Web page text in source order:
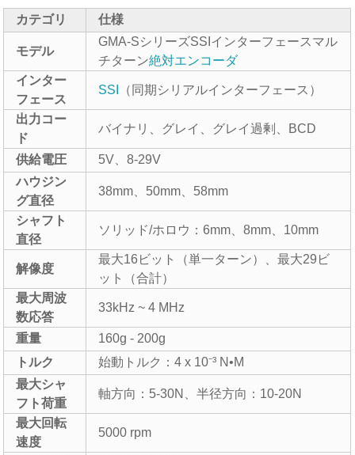
カテゴリ 仕様
モデル
GMA-SシリーズSSIインターフェースマル
チターン絶対エンコーダ
インター
フェース
SSI （同期シリアルインターフェース）
出力コー
ド
バイナリ、グレイ、グレイ過剰、BCD
供給電圧
5V、8-29V
ハウジン
グ直径
38mm、50mm、58mm
シャフト
直径
ソリッド/ホロウ：6mm、8mm、10mm
解像度
最大16ビット（単一ターン）、最大29ビ
ット（合計）
最大周波
数応答
33kHz ~ 4 MHz
重量
160g - 200g
トルク
始動トルク：4 x 10⁻³ N•M
最大シャ
フト荷重
軸方向：5-30N、半径方向：10-20N
最大回転
速度
5000 rpm